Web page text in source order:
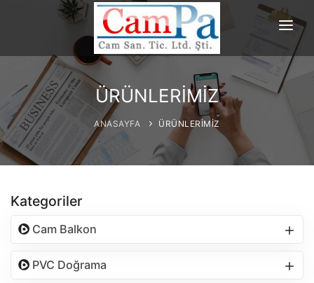
ANASAYFA
HAKKIMIZDA
ÜRÜNLERİMİZ
PROJELERİMİZ
İLETİŞİM
ÜRÜNLERİMİZ
ANASAYFA ÜRÜNLERİMİZ
Kategoriler
Cam Balkon
PVC Doğrama